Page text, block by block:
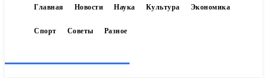
Главная Новости Наука Культура Экономика
Спорт Советы Разное